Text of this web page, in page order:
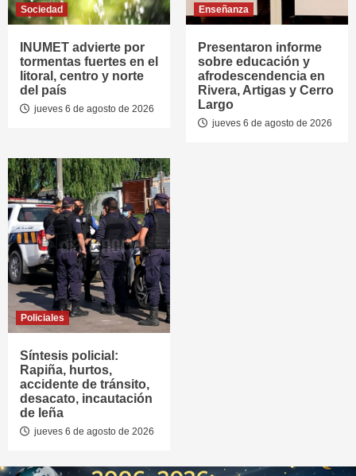
Sociedad
INUMET advierte por
tormentas fuertes en el
litoral, centro y norte
del país
jueves 6 de agosto de 2026
Enseñanza
Presentaron informe
sobre educación y
afrodescendencia en
Rivera, Artigas y Cerro
Largo
jueves 6 de agosto de 2026
Policiales
Síntesis policial:
Rapiña, hurtos,
accidente de tránsito,
desacato, incautación
de leña
jueves 6 de agosto de 2026